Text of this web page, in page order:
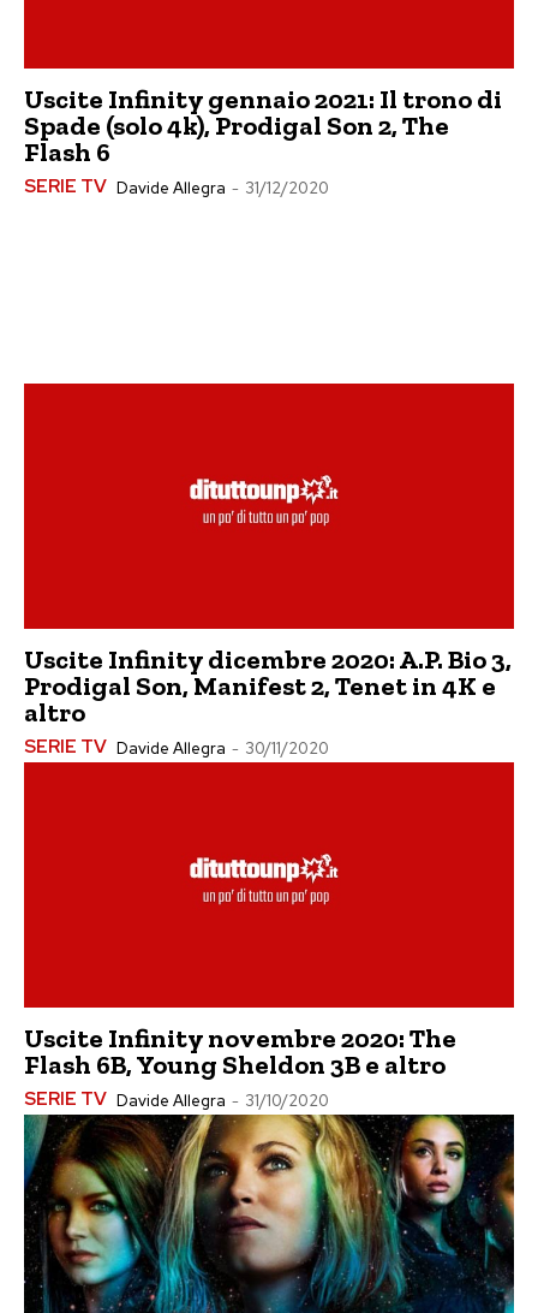
Uscite Infinity gennaio 2021: Il trono di
Spade (solo 4k), Prodigal Son 2, The
Flash 6
SERIE TV Davide Allegra - 31/12/2020
Uscite Infinity dicembre 2020: A.P. Bio 3,
Prodigal Son, Manifest 2, Tenet in 4K e
altro
SERIE TV Davide Allegra - 30/11/2020
Uscite Infinity novembre 2020: The
Flash 6B, Young Sheldon 3B e altro
SERIE TV Davide Allegra - 31/10/2020